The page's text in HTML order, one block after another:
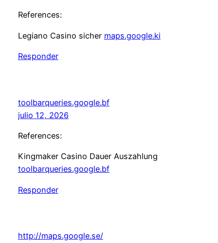
References:
Legiano Casino sicher maps.google.ki
Responder
toolbarqueries.google.bf
julio 12, 2026
References:
Kingmaker Casino Dauer Auszahlung
toolbarqueries.google.bf
Responder
http://maps.google.se/